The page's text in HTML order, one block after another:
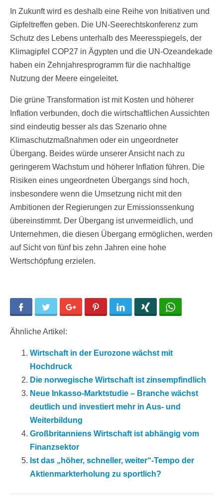
In Zukunft wird es deshalb eine Reihe von Initiativen und
Gipfeltreffen geben. Die UN-Seerechtskonferenz zum
Schutz des Lebens unterhalb des Meeresspiegels, der
Klimagipfel COP27 in Ägypten und die UN-Ozeandekade
haben ein Zehnjahresprogramm für die nachhaltige
Nutzung der Meere eingeleitet.
Die grüne Transformation ist mit Kosten und höherer
Inflation verbunden, doch die wirtschaftlichen Aussichten
sind eindeutig besser als das Szenario ohne
Klimaschutzmaßnahmen oder ein ungeordneter
Übergang. Beides würde unserer Ansicht nach zu
geringerem Wachstum und höherer Inflation führen. Die
Risiken eines ungeordneten Übergangs sind hoch,
insbesondere wenn die Umsetzung nicht mit den
Ambitionen der Regierungen zur Emissionssenkung
übereinstimmt. Der Übergang ist unvermeidlich, und
Unternehmen, die diesen Übergang ermöglichen, werden
auf Sicht von fünf bis zehn Jahren eine hohe
Wertschöpfung erzielen.
Facebook Twitter Google+ Pinterest LinkedIn
Ähnliche Artikel:
Wirtschaft in der Eurozone wächst mit
Hochdruck
Die norwegische Wirtschaft ist zinsempfindlich
Neue Inkasso-Marktstudie – Branche wächst
deutlich und investiert mehr in Aus- und
Weiterbildung
Großbritanniens Wirtschaft ist abhängig vom
Finanzsektor
Ist das „höher, schneller, weiter“-Tempo der
Aktienmarkterholung zu sportlich?